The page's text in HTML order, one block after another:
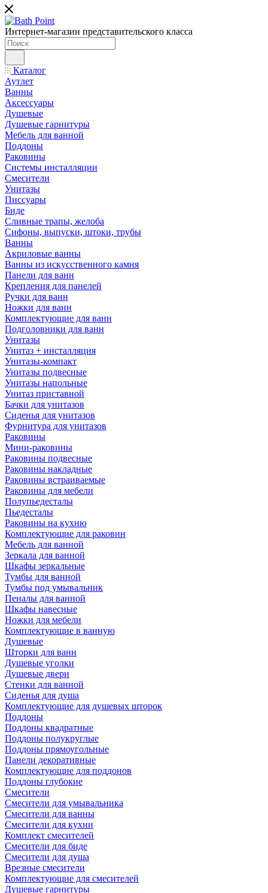
Интернет-магазин представительского класса
Каталог
Аутлет
Ванны
Аксессуары
Душевые
Душевые гарнитуры
Мебель для ванной
Поддоны
Раковины
Системы инсталляции
Смесители
Унитазы
Писсуары
Биде
Сливные трапы, желоба
Сифоны, выпуски, штоки, трубы
Ванны
Акриловые ванны
Ванны из искусственного камня
Панели для ванн
Крепления для панелей
Ручки для ванн
Ножки для ванн
Комплектующие для ванн
Подголовники для ванн
Унитазы
Унитаз + инсталляция
Унитазы-компакт
Унитазы подвесные
Унитазы напольные
Унитаз приставной
Бачки для унитазов
Сиденья для унитазов
Фурнитура для унитазов
Раковины
Мини-раковины
Раковины подвесные
Раковины накладные
Раковины встраиваемые
Раковины для мебели
Полупьедесталы
Пьедесталы
Раковины на кухню
Комплектующие для раковин
Мебель для ванной
Зеркала для ванной
Шкафы зеркальные
Тумбы для ванной
Тумбы под умывальник
Пеналы для ванной
Шкафы навесные
Ножки для мебели
Комплектующие в ванную
Душевые
Шторки для ванн
Душевые уголки
Душевые двери
Стенки для ванной
Сиденья для душа
Комплектующие для душевых шторок
Поддоны
Поддоны квадратные
Поддоны полукруглые
Поддоны прямоугольные
Панели декоративные
Комплектующие для поддонов
Поддоны глубокие
Смесители
Смесители для умывальника
Смесители для ванны
Смесители для кухни
Комплект смесителей
Смесители для биде
Смесители для душа
Врезные смесители
Комплектующие для смесителей
Душевые гарнитуры